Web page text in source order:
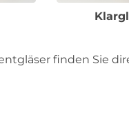
finden Sie